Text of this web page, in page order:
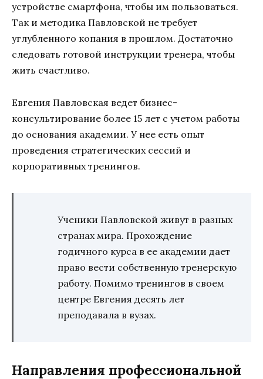
устройстве смартфона, чтобы им пользоваться.
Так и методика Павловской не требует
углубленного копания в прошлом. Достаточно
следовать готовой инструкции тренера, чтобы
жить счастливо.
Евгения Павловская ведет бизнес-
консультирование более 15 лет с учетом работы
до основания академии. У нее есть опыт
проведения стратегических сессий и
корпоративных тренингов.
Ученики Павловской живут в разных
странах мира. Прохождение
годичного курса в ее академии дает
право вести собственную тренерскую
работу. Помимо тренингов в своем
центре Евгения десять лет
преподавала в вузах.
Направления профессиональной